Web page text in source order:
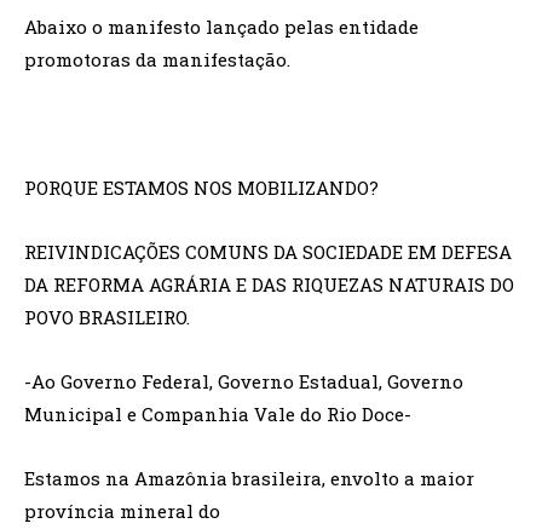
Abaixo o manifesto lançado pelas entidade
promotoras da manifestação.
PORQUE ESTAMOS NOS MOBILIZANDO?
REIVINDICAÇÕES COMUNS DA SOCIEDADE EM DEFESA
DA REFORMA AGRÁRIA E DAS RIQUEZAS NATURAIS DO
POVO BRASILEIRO.
-Ao Governo Federal, Governo Estadual, Governo
Municipal e Companhia Vale do Rio Doce-
Estamos na Amazônia brasileira, envolto a maior
província mineral do